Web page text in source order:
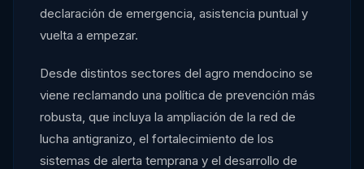
declaración de emergencia, asistencia puntual y
vuelta a empezar.
Desde distintos sectores del agro mendocino se
viene reclamando una política de prevención más
robusta, que incluya la ampliación de la red de
lucha antigranizo, el fortalecimiento de los
sistemas de alerta temprana y el desarrollo de